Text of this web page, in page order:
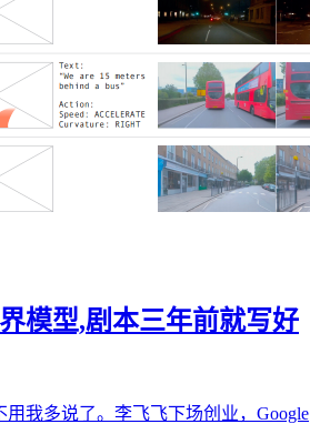
模型,剧本三年前就写好
我多说了。李飞飞下场创业，Google